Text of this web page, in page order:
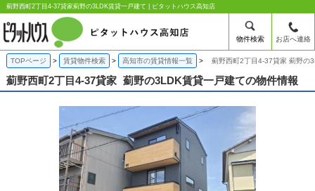
薊野西町2丁目4-37貸家薊野の3LDK賃貸一戸建て | ピタットハウス高知店
物件検索 お店へ連絡
TOPページ 賃貸物件検索 高知市の賃貸情報一覧 薊野西町2丁目4-37貸家 薊野の
薊野西町2丁目4-37貸家 薊野の3LDK賃貸一戸建ての物件情報